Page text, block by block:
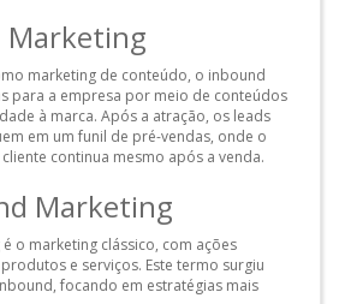
Marketing
marketing de conteúdo, o inbound
para a empresa por meio de conteúdos
à marca. Após a atração, os leads
em um funil de pré-vendas, onde o
continua mesmo após a venda.
Marketing
o marketing clássico, com ações
e serviços. Este termo surgiu
focando em estratégias mais